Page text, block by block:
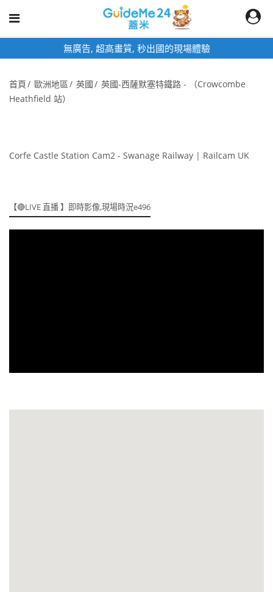
無廣告, 超高畫質, 秒出國的現場體驗
首頁 歐洲地區 英國
英國-西薩默塞特鐵路 - （Crowcombe
Heathfield 站）
Corfe Castle Station Cam2 - Swanage Railway | Railcam UK
【🔴LIVE 直播 】即時影像,現場時況e496